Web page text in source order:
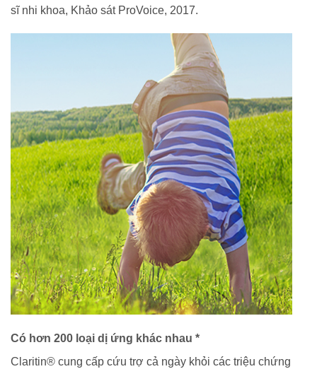
sĩ nhi khoa, Khảo sát ProVoice, 2017.
Có hơn 200 loại dị ứng khác nhau *
Claritin® cung cấp cứu trợ cả ngày khỏi các triệu chứng